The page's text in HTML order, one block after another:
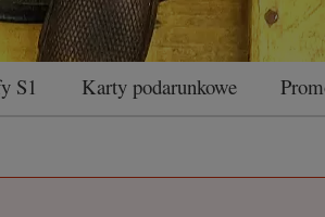
S1 Karty podarunkowe